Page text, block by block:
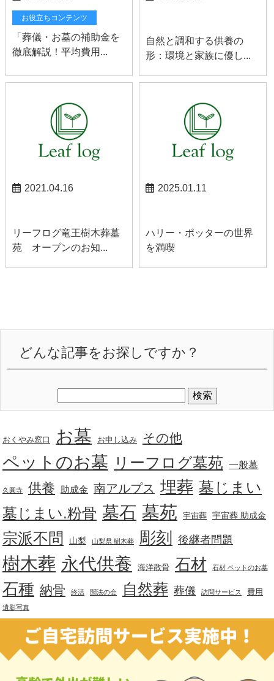
お役立ちコンテンツ
「葬儀・お墓の補助金を
徹底解説！平均費用...
自然と調和する供養の
形：環境と家族に優し...
2021.04.16
リーフログ竜王樹木葬墓
苑 オープンのお知...
2025.01.11
ハリー・ポッターの世界
を満喫
どんな記事をお探しですか？
おくやみ窓口 お墓 お申し込み その他
ペットのお墓 リーフログ墓苑 一般墓
久圓寺 供養 助成金 南アルプス 埋葬 墓じまい
墓じまい.粉骨 墓石 墓苑 宇宙葬 宇宙葬 助成金
宗派不問 山梨 山梨県 樹木葬 彫刻 後継者問題
樹木葬 永代供養 海洋散骨 石材 石材 ペットのお墓
石種 納骨 終活 聞法の会 自然葬 葬儀 訪問サービス 費用
遺影写真